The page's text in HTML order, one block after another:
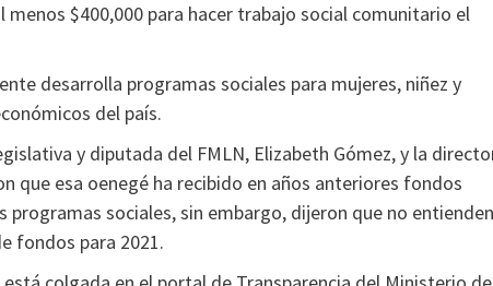
menos $400,000 para hacer trabajo social comunitario el
desarrolla programas sociales para mujeres, niñez y
del país.
y diputada del FMLN, Elizabeth Gómez, y la
que esa oenegé ha recibido en años anteriores fondos
sociales, sin embargo, dijeron que no entienden
fondos para 2021.